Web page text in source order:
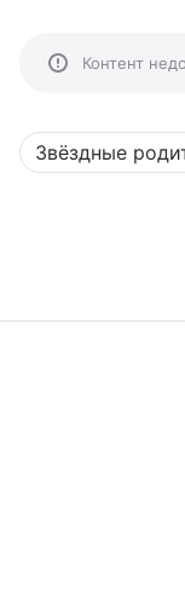
Контент
Звёздные